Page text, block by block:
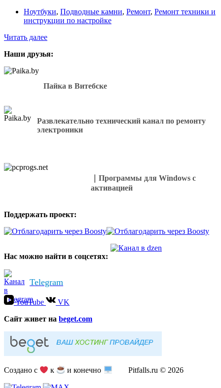
Ноутбуки, Подводные камни, Ремонт, Ремонт техники и
инструкции по настройке
Читать далееКак
пароль
ноутбуке
?
Наши друзья:
Пайка в Витебске
Развлекательно технический канал по ремонту
электроники
｜Программы для Windows с
активацией
Поддержать проект:
Нас можно найти в соцсетях:
Telegram
YouTube
VK
Cайт живет на beget.com
Создано с к и конечно Pitfalls.ru © 2026